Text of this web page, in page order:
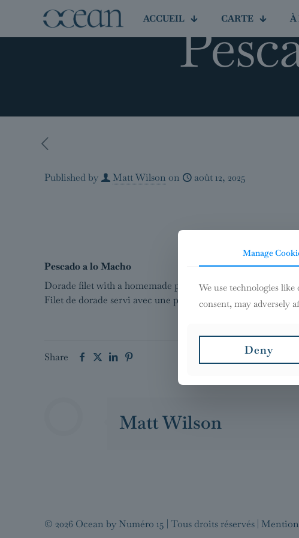
ACCUEIL CARTE À
Published by Matt Wilson on août 12, 2025
Pescado a lo Macho
Dorade filet with a homemade purée.
Filet de dorade servi avec une purée fait maison
Share
Matt Wilson
© 2026 Ocean by Numéro 15 | Tous droits réservés |
Manage
We use technologies
consent, may adversely
Deny